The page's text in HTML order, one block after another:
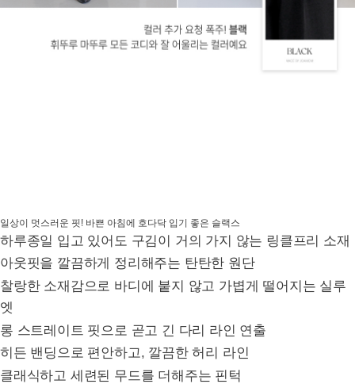
일상이 멋스러운 핏! 바쁜 아침에 호다닥 입기 좋은 슬랙스
하루종일 입고 있어도 구김이 거의 가지 않는 링클프리 소재
아웃핏을 깔끔하게 정리해주는 탄탄한 원단
찰랑한 소재감으로 바디에 붙지 않고 가볍게 떨어지는 실루
엣
롱 스트레이트 핏으로 곧고 긴 다리 라인 연출
히든 밴딩으로 편안하고, 깔끔한 허리 라인
클래식하고 세련된 무드를 더해주는 핀턱